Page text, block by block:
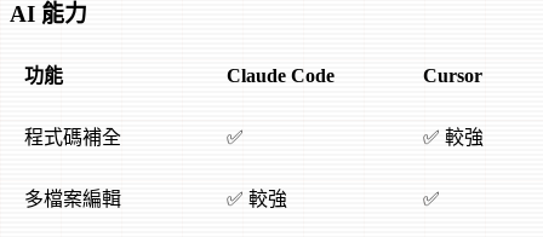
AI 能力
功能 Claude Code Cursor
程式碼補全 ✅ ✅ 較強
多檔案編輯 ✅ 較強 ✅